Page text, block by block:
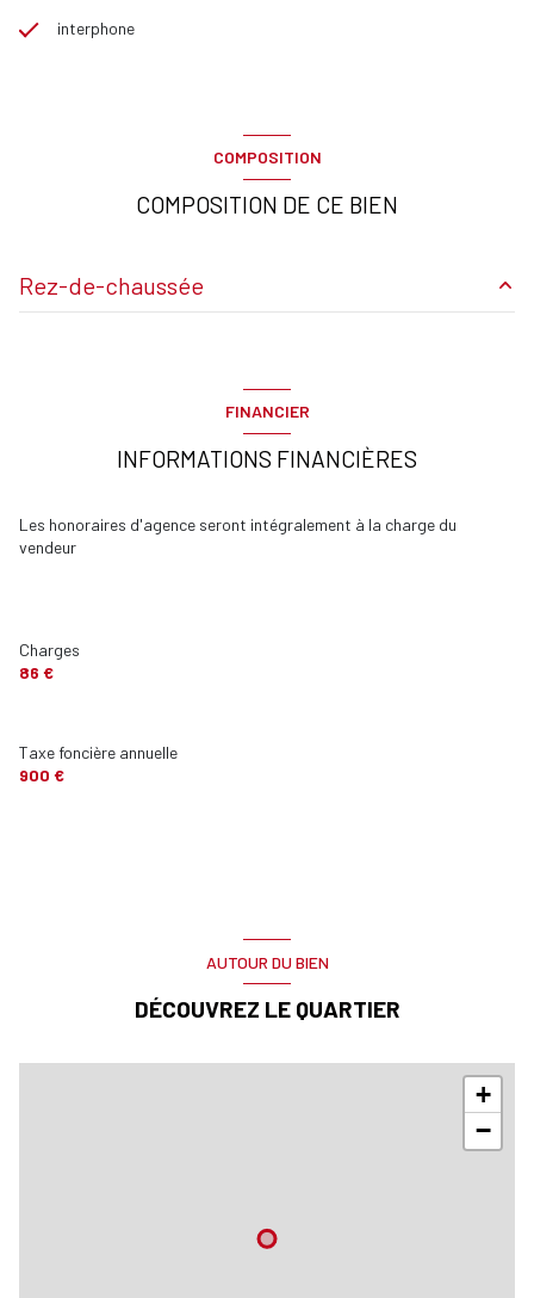
interphone
COMPOSITION
COMPOSITION DE CE BIEN
Rez-de-chaussée
dressing
balcon
FINANCIER
INFORMATIONS FINANCIÈRES
Les honoraires d'agence seront intégralement à la charge du
vendeur
Charges
86 €
Taxe foncière annuelle
900 €
AUTOUR DU BIEN
DÉCOUVREZ LE QUARTIER
+
−